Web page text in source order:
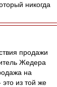
никогда
продажи
Жедера
на
это из той же